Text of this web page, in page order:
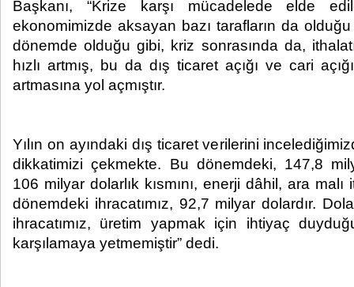
Başkanı, “Krize karşı mücadelede elde
ekonomimizde aksayan bazı tarafların da
dönemde olduğu gibi, kriz sonrasında da,
hızlı artmış, bu da dış ticaret açığı ve cari
artmasına yol açmıştır.
Yılın on ayındaki dış ticaret verilerini
dikkatimizi çekmekte. Bu dönemdeki, 147,8
106 milyar dolarlık kısmını, enerji dâhil, ara malı
dönemdeki ihracatımız, 92,7 milyar dolardır.
ihracatımız, üretim yapmak için ihtiyaç
karşılamaya yetmemiştir” dedi.